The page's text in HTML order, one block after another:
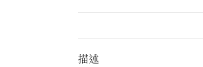
描述